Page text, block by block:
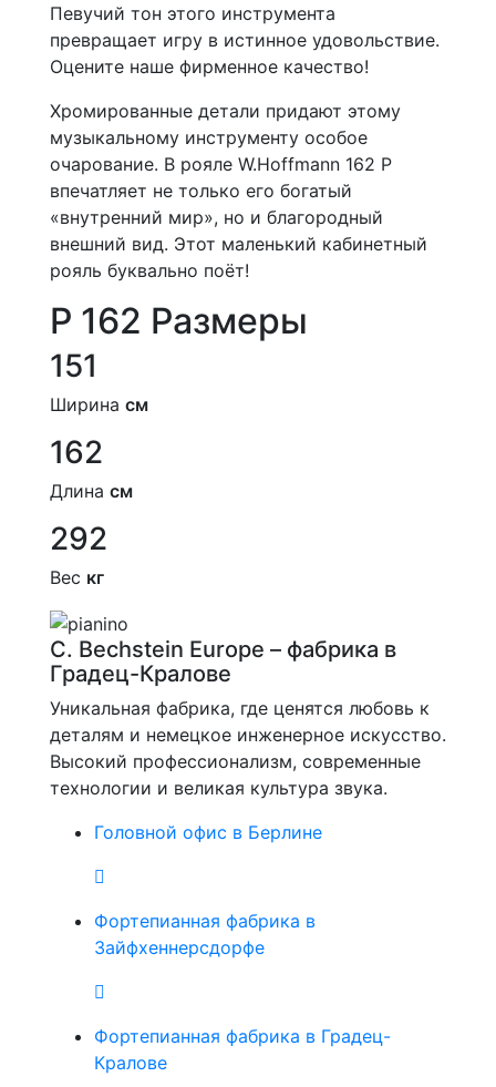
Певучий тон этого инструмента
превращает игру в истинное удовольствие.
Оцените наше фирменное качество!
Хромированные детали придают этому
музыкальному инструменту особое
очарование. В рояле W.Hoffmann 162 P
впечатляет не только его богатый
«внутренний мир», но и благородный
внешний вид. Этот маленький кабинетный
рояль буквально поёт!
P 162 Размеры
151
Ширина см
162
Длина см
292
Вес кг
C. Bechstein Europe – фабрика в
Градец-Кралове
Уникальная фабрика, где ценятся любовь к
деталям и немецкое инженерное искусство.
Высокий профессионализм, современные
технологии и великая культура звука.
Головной офис в Берлине
Фортепианная фабрика в
Зайфхеннерсдорфе
Фортепианная фабрика в Градец-
Кралове